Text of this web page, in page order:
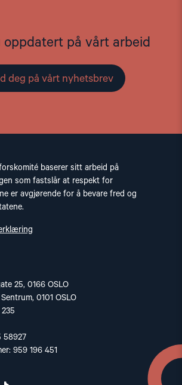
oppdatert på vårt arbeid
deg på vårt nyhetsbrev
baserer sitt arbeid på
som fastslår at respekt for
er avgjørende for å bevare fred og
25, 0166 OSLO
0101 OSLO
58927
959 196 451